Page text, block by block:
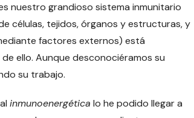
nuestro grandioso sistema inmunitario
células, tejidos, órganos y estructuras, y
factores externos) está
ello. Aunque desconociéramos su
su trabajo.
inmunoenergética lo he podido llegar a